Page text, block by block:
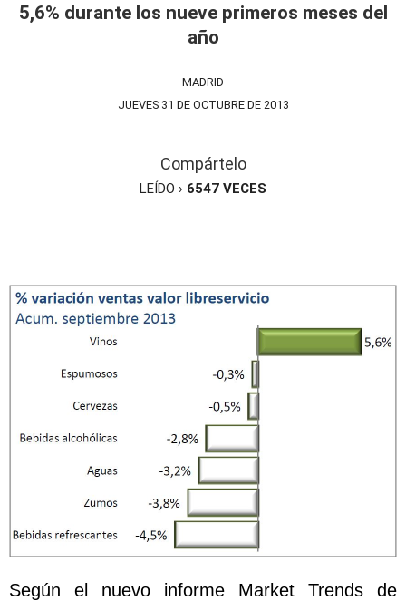
5,6% durante los nueve primeros meses del
año
MADRID
JUEVES 31 DE OCTUBRE DE 2013
Compártelo
LEÍDO › 6547 VECES
Según el nuevo informe Market Trends de